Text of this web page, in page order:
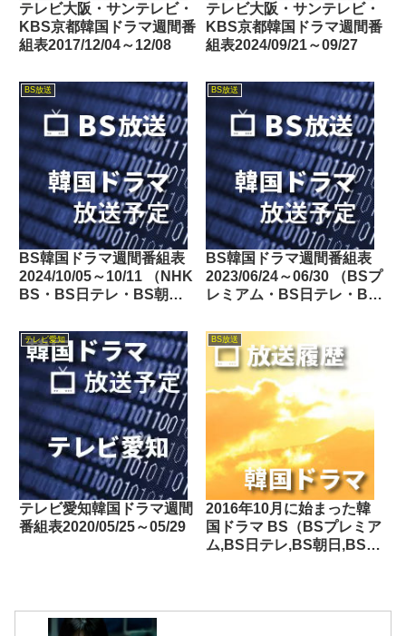
テレビ大阪・サンテレビ・
KBS京都韓国ドラマ週間番
組表2017/12/04～12/08
テレビ大阪・サンテレビ・
KBS京都韓国ドラマ週間番
組表2024/09/21～09/27
BS放送
BS韓国ドラマ週間番組表
2024/10/05～10/11 （NHK
BS・BS日テレ・BS朝
東・BSフジ）
BS放送
BS韓国ドラマ週間番組表
2023/06/24～06/30 （BSプ
レミアム・BS日テレ・BS
東・BSフジ）
テレビ愛知
テレビ愛知韓国ドラマ週間
番組表2020/05/25～05/29
BS放送
2016年10月に始まった韓
国ドラマ BS（BSプレミア
ム,BS日テレ,BS朝日,BS-